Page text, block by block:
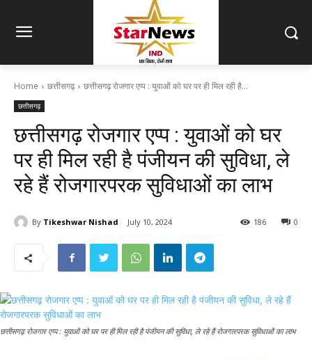
Home छत्तीसगढ़ छत्तीसगढ़ रोजगार एप्प : युवाओं को घर पर ही मिल रही है...
छत्तीसगढ़
छत्तीसगढ़ रोजगार एप्प : युवाओं को घर
पर ही मिल रही है पंजीयन की सुविधा, ले
रहे हैं रोजगारपरक सुविधाओं का लाभ
By Tikeshwar Nishad July 10, 2024 0
186
छत्तीसगढ़ रोजगार एप्प : युवाओं को घर पर ही मिल रही है पंजीयन की सुविधा, ले रहे हैं रोजगारपरक सुविधाओं का लाभ